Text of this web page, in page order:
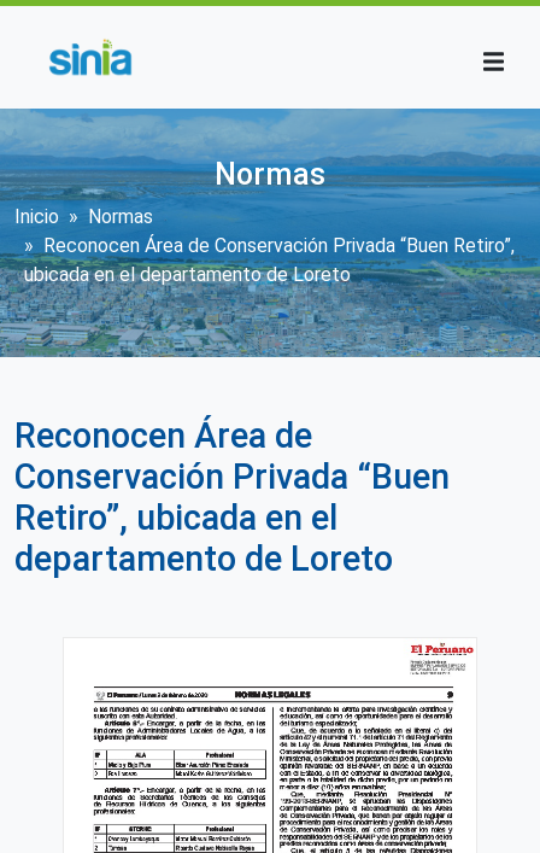
Normas
Sobrescribir enlaces de ayuda a la
Inicio
Normas
Reconocen Área de Conservación Privada “Buen Retiro”,
ubicada en el departamento de Loreto
Reconocen Área de
Conservación Privada “Buen
Retiro”, ubicada en el
departamento de Loreto